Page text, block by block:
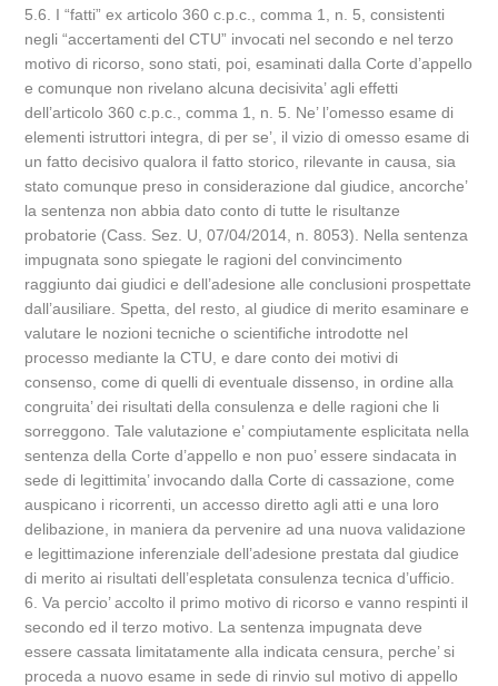
5.6. I “fatti” ex articolo 360 c.p.c., comma 1, n. 5, consistenti
negli “accertamenti del CTU” invocati nel secondo e nel terzo
motivo di ricorso, sono stati, poi, esaminati dalla Corte d’appello
e comunque non rivelano alcuna decisivita’ agli effetti
dell’articolo 360 c.p.c., comma 1, n. 5. Ne’ l’omesso esame di
elementi istruttori integra, di per se’, il vizio di omesso esame di
un fatto decisivo qualora il fatto storico, rilevante in causa, sia
stato comunque preso in considerazione dal giudice, ancorche’
la sentenza non abbia dato conto di tutte le risultanze
probatorie (Cass. Sez. U, 07/04/2014, n. 8053). Nella sentenza
impugnata sono spiegate le ragioni del convincimento
raggiunto dai giudici e dell’adesione alle conclusioni prospettate
dall’ausiliare. Spetta, del resto, al giudice di merito esaminare e
valutare le nozioni tecniche o scientifiche introdotte nel
processo mediante la CTU, e dare conto dei motivi di
consenso, come di quelli di eventuale dissenso, in ordine alla
congruita’ dei risultati della consulenza e delle ragioni che li
sorreggono. Tale valutazione e’ compiutamente esplicitata nella
sentenza della Corte d’appello e non puo’ essere sindacata in
sede di legittimita’ invocando dalla Corte di cassazione, come
auspicano i ricorrenti, un accesso diretto agli atti e una loro
delibazione, in maniera da pervenire ad una nuova validazione
e legittimazione inferenziale dell’adesione prestata dal giudice
di merito ai risultati dell’espletata consulenza tecnica d’ufficio.
6. Va percio’ accolto il primo motivo di ricorso e vanno respinti il
secondo ed il terzo motivo. La sentenza impugnata deve
essere cassata limitatamente alla indicata censura, perche’ si
proceda a nuovo esame in sede di rinvio sul motivo di appello